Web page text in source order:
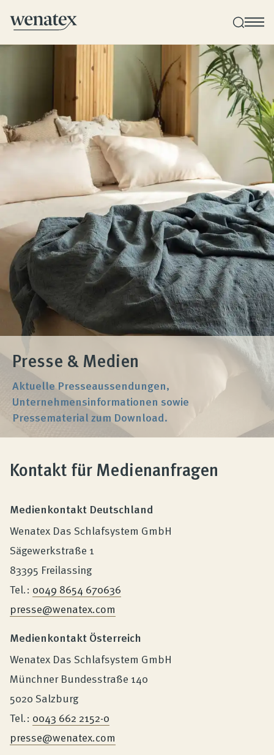
Wenatex Schlafberatung
Produktberatung zu Hause, im Store oder online!
Produkte
Qualität und Garantie
Kundenbewertungen
Produktberatung
Unternehmen
Kontakt
Magazin
Presse & Medien
Aktuelle Presseaussendungen,
Unternehmensinformationen sowie
Pressematerial zum Download.
Kontakt für Medienanfragen
Medienkontakt Deutschland
Wenatex Das Schlafsystem GmbH
Sägewerkstraße 1
83395 Freilassing
Tel.: 0049 8654 670636
presse@wenatex.com
Medienkontakt Österreich
Wenatex Das Schlafsystem GmbH
Münchner Bundesstraße 140
5020 Salzburg
Tel.: 0043 662 2152-0
presse@wenatex.com